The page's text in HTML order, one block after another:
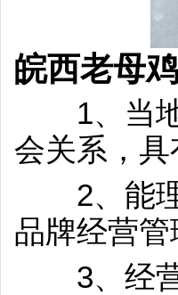
皖西老母
1、当地
会关系，
2、能理
品牌经营管
3、经营